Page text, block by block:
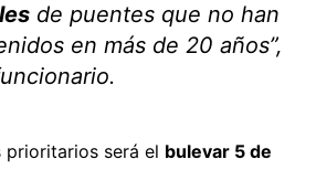
de puentes que no han
en más de 20 años”,
será el bulevar 5 de